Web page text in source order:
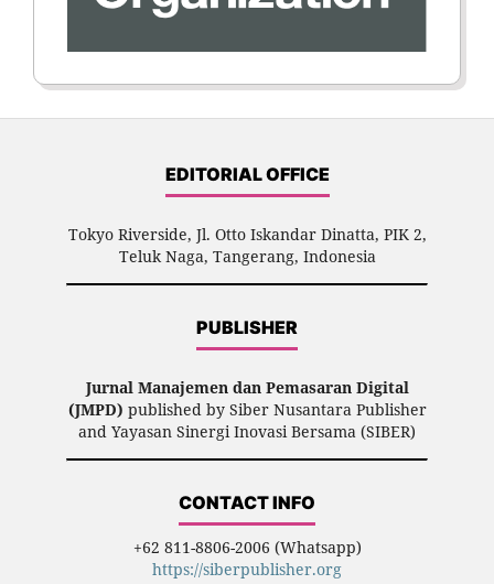
EDITORIAL OFFICE
Tokyo Riverside, Jl. Otto Iskandar Dinatta, PIK 2,
Teluk Naga, Tangerang, Indonesia
PUBLISHER
Jurnal Manajemen dan Pemasaran Digital
(JMPD) published by Siber Nusantara Publisher
and Yayasan Sinergi Inovasi Bersama (SIBER)
CONTACT INFO
+62 811-8806-2006 (Whatsapp)
https://siberpublisher.org